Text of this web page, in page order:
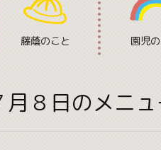
藤蔭のこと 園児
月８日のメニ